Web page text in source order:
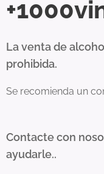
La venta de
prohibida.
Se recomienda un
Contacte con
ayudarle..